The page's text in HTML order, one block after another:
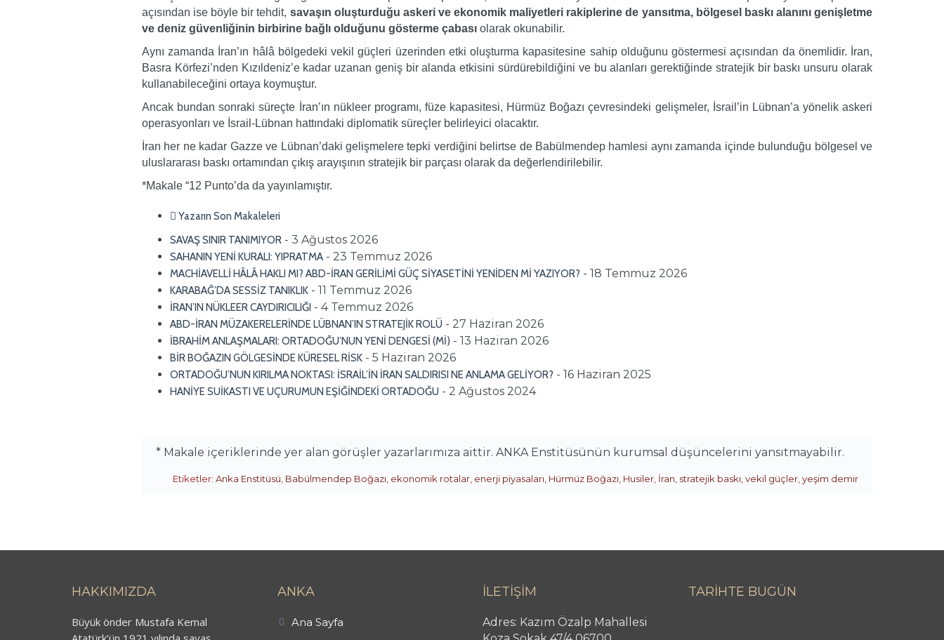
açısından ise böyle bir tehdit, savaşın oluşturduğu askeri ve ekonomik maliyetleri rakiplerine de yansıtma, bölgesel baskı alanını genişletme
ve deniz güvenliğinin birbirine bağlı olduğunu gösterme çabası olarak okunabilir.
Aynı zamanda İran’ın hâlâ bölgedeki vekil güçleri üzerinden etki oluşturma kapasitesine sahip olduğunu göstermesi açısından da önemlidir. İran,
Basra Körfezi’nden Kızıldeniz’e kadar uzanan geniş bir alanda etkisini sürdürebildiğini ve bu alanları gerektiğinde stratejik bir baskı unsuru olarak
kullanabileceğini ortaya koymuştur.
Ancak bundan sonraki süreçte İran’ın nükleer programı, füze kapasitesi, Hürmüz Boğazı çevresindeki gelişmeler, İsrail’in Lübnan’a yönelik askeri
operasyonları ve İsrail-Lübnan hattındaki diplomatik süreçler belirleyici olacaktır.
İran her ne kadar Gazze ve Lübnan’daki gelişmelere tepki verdiğini belirtse de Babülmendep hamlesi aynı zamanda içinde bulunduğu bölgesel ve
uluslararası baskı ortamından çıkış arayışının stratejik bir parçası olarak da değerlendirilebilir.
*Makale “12 Punto’da da yayınlamıştır.
Yazarın Son Makaleleri
SAVAŞ SINIR TANIMIYOR - 3 Ağustos 2026
SAHANIN YENİ KURALI: YIPRATMA - 23 Temmuz 2026
MACHİAVELLİ HÂLÂ HAKLI MI? ABD-İRAN GERİLİMİ GÜÇ SİYASETİNİ YENİDEN Mİ YAZIYOR? - 18 Temmuz 2026
KARABAĞ’DA SESSİZ TANIKLIK - 11 Temmuz 2026
İRAN’IN NÜKLEER CAYDIRICILIĞI - 4 Temmuz 2026
ABD-İRAN MÜZAKERELERİNDE LÜBNAN’IN STRATEJİK ROLÜ - 27 Haziran 2026
İBRAHİM ANLAŞMALARI: ORTADOĞU’NUN YENİ DENGESİ (Mİ) - 13 Haziran 2026
BİR BOĞAZIN GÖLGESİNDE KÜRESEL RİSK - 5 Haziran 2026
ORTADOĞU’NUN KIRILMA NOKTASI: İSRAİL’İN İRAN SALDIRISI NE ANLAMA GELİYOR? - 16 Haziran 2025
HANİYE SUİKASTI VE UÇURUMUN EŞİĞİNDEKİ ORTADOĞU - 2 Ağustos 2024
* Makale içeriklerinde yer alan görüşler yazarlarımıza aittir. ANKA Enstitüsünün kurumsal düşüncelerini yansıtmayabilir.
Etiketler: Anka Enstitüsü, Babülmendep Boğazı, ekonomik rotalar, enerji piyasaları, Hürmüz Boğazı, Husiler, İran, stratejik baskı,vekil güçler,yeşim demir
HAKKIMIZDA
Büyük önder Mustafa Kemal
ANKA
Ana Sayfa
İLETİŞİM
Adres: Kazım Özalp Mahallesi
TARİHTE BUGÜN